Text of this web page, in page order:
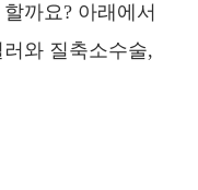
까요? 아래에서
와 질축소수술,